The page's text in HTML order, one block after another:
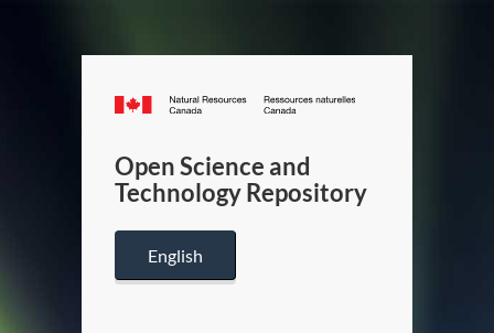
Canada.ca
/
Canada
Open Science and
Technology Repository
English